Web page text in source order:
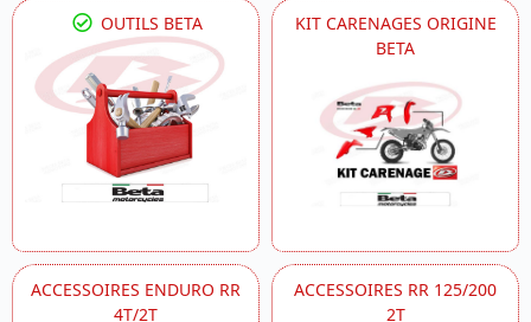
OUTILS BETA
KIT CARENAGES ORIGINE
BETA
ACCESSOIRES ENDURO RR
4T/2T
ACCESSOIRES RR 125/200
2T